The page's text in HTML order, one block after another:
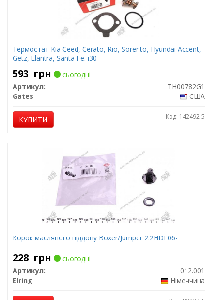
Термостат Kia Ceed, Cerato, Rio, Sorento, Hyundai Accent,
Getz, Elantra, Santa Fe. i30
593 грн
сьогодні
Артикул:
TH00782G1
Gates
США
КУПИТИ Код: 142492-5
Корок масляного піддону Boxer/Jumper 2.2HDI 06-
228 грн
сьогодні
Артикул:
012.001
Elring
Німеччина